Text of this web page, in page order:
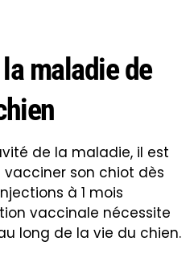
maladie de
de la maladie, il est
son chiot dès
à 1 mois
vaccinale nécessite
long de la vie du chien.